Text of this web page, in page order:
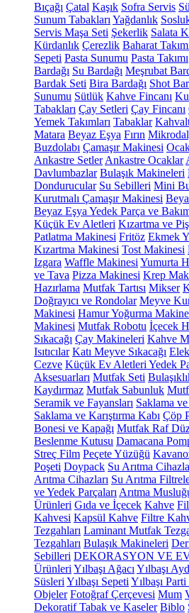
Bıçağı Çatal Kaşık Sofra Servis
Sunum Tabakları Yağdanlık
Servis Maşa Seti Şekerlik Salata
Kürdanlık Çerezlik Baharat
Sepeti Pasta Sunumu Pasta Takımı
Bardağı Su Bardağı Meşrubat
Bardak Seti Bira Bardağı Shot
Sunumu Sütlük Kahve Fincanı
Tabakları Çay Setleri Çay Fincanı
Yemek Takımları Tabaklar
Matara Beyaz Eşya Fırın
Buzdolabı Çamaşır Makinesi
Ankastre Setler Ankastre Ocaklar
Davlumbazlar Bulaşık Makineleri
Dondurucular Su Sebilleri Mini
Kurutmalı Çamaşır Makinesi
Beyaz Eşya Yedek Parça ve
Küçük Ev Aletleri Kızartma ve
Patlatma Makinesi Fritöz Ekmek
Kızartma Makinesi Tost Makinesi
Izgara Waffle Makinesi Yumurta
ve Tava Pizza Makinesi Krep
Hazırlama Mutfak Tartısı Mikser
Doğrayıcı ve Rondolar Meyve
Makinesi Hamur Yoğurma
Makinesi Mutfak Robotu İçecek
Sıkacağı Çay Makineleri Kahve
Isıtıcılar Katı Meyve Sıkacağı
Cezve Küçük Ev Aletleri Yedek
Aksesuarları Mutfak Seti
Kaydırmaz Mutfak Sabunluk
Seramik ve Fayansları Saklama
Saklama ve Karıştırma Kabı Çöp
Bonesi ve Kapağı Mutfak Raf
Beslenme Kutusu Damacana
Streç Film Peçete Yüzüğü
Poşeti Doypack Su Arıtma
Arıtma Cihazları Su Arıtma
ve Yedek Parçaları Arıtma
Ürünleri Gıda ve İçecek Kahve
Kahvesi Kapsül Kahve Filtre
Tezgahları Laminant Mutfak
Tezgahları Bulaşık Makineleri
Sebilleri DEKORASYON VE
Ürünleri Yılbaşı Ağacı Yılbaşı
Süsleri Yılbaşı Sepeti Yılbaşı
Objeler Fotoğraf Çerçevesi Mum
Dekoratif Tabak ve Kaseler Biblo